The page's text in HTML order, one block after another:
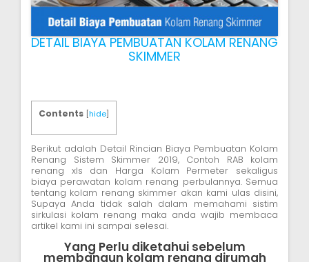
DETAIL BIAYA PEMBUATAN KOLAM RENANG
SKIMMER
Contents [hide]
Berikut adalah Detail Rincian Biaya Pembuatan Kolam
Renang Sistem Skimmer 2019, Contoh RAB kolam
renang xls dan Harga Kolam Permeter sekaligus
biaya perawatan kolam renang perbulannya. Semua
tentang kolam renang skimmer akan kami ulas disini,
Supaya Anda tidak salah dalam memahami sistim
sirkulasi kolam renang maka anda wajib membaca
artikel kami ini sampai selesai.
Yang Perlu diketahui sebelum
membangun kolam renang dirumah